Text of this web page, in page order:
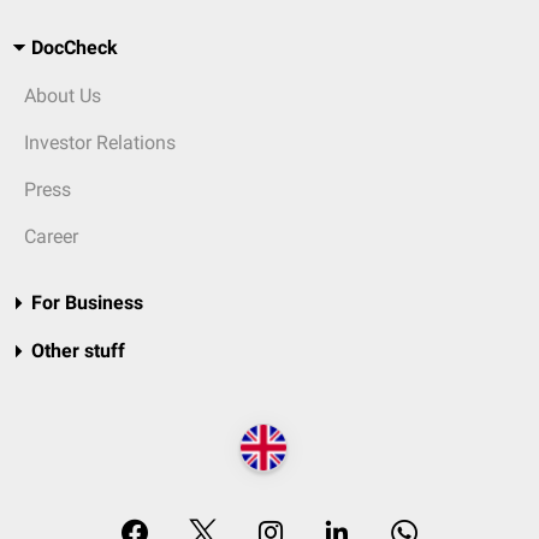
DocCheck
About Us
Investor Relations
Press
Career
For Business
Other stuff